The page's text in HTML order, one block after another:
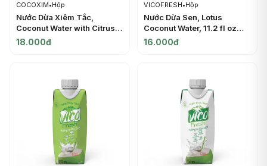
COCOXIM•Hộp
Nước Dừa Xiêm Tắc,
Coconut Water with Citrus
Juice (330ml) - COCOXIM
18.000đ
VICOFRESH•Hộp
Nước Dừa Sen, Lotus
Coconut Water, 11.2 fl oz
(330ml) - VICOFRESH
16.000đ